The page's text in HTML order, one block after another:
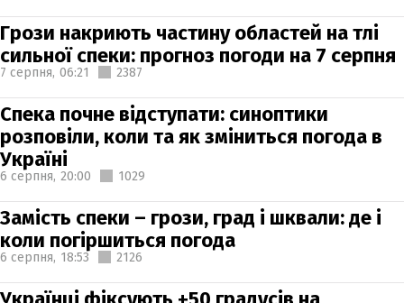
Грози накриють частину областей на тлі
сильної спеки: прогноз погоди на 7 серпня
7 серпня, 06:21 2387
Спека почне відступати: синоптики
розповіли, коли та як зміниться погода в
Україні
6 серпня, 20:00 1029
Замість спеки – грози, град і шквали: де і
коли погіршиться погода
6 серпня, 18:53 2126